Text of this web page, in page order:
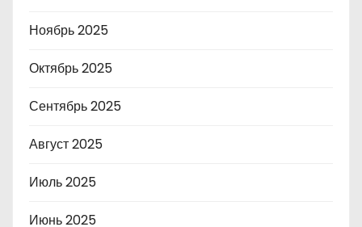
Ноябрь 2025
Октябрь 2025
Сентябрь 2025
Август 2025
Июль 2025
Июнь 2025